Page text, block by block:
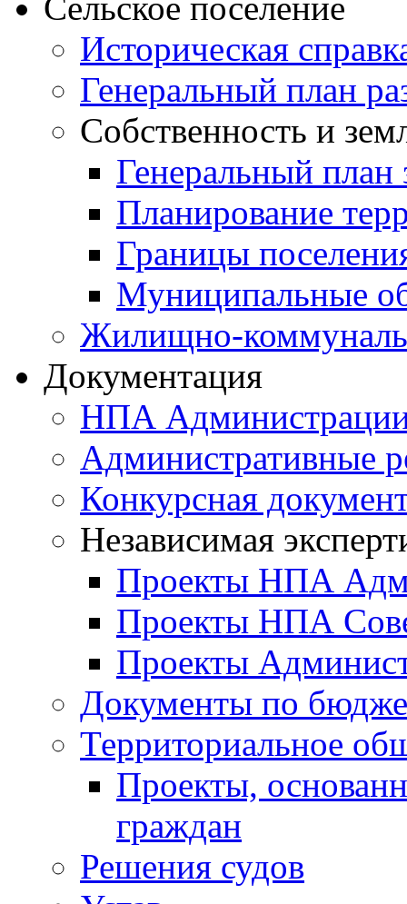
Сельское поселение
Историческая
Генеральный план
Собственность и
Генеральный план
Планирование
Границы
Муниципальные
Жилищно-
Документация
НПА
Административные
Конкурсная
Независимая
Проекты НПА
Проекты НПА
Проекты
Документы по
Территориальное
Проекты,
граждан
Решения судов